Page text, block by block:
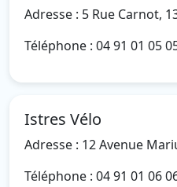
Adresse : 5 Rue Carnot,
Téléphone : 04 91 01 05
Istres Vélo
Adresse : 12 Avenue
Téléphone : 04 91 01 06